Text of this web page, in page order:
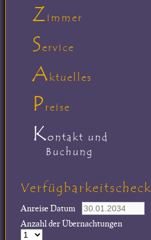
Zimmer
Service
Aktuelles
Preise
Kontakt und
Buchung
Verfügbarkeitscheck
Anreise Datum
Anzahl der Übernachtungen